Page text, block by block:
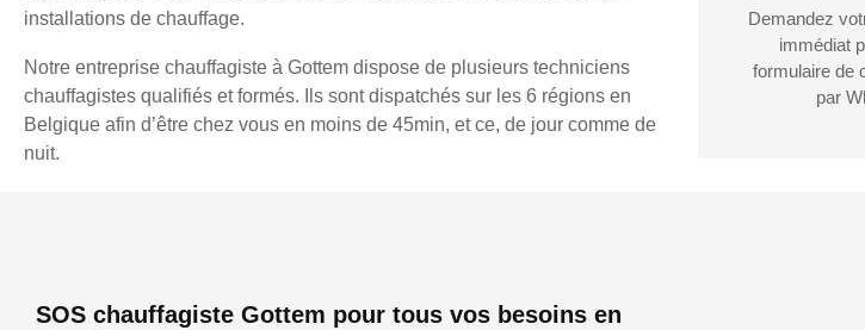
installations de chauffage.
Notre entreprise chauffagiste à Gottem dispose de plusieurs techniciens
chauffagistes qualifiés et formés. Ils sont dispatchés sur les 6 régions en
Belgique afin d’être chez vous en moins de 45min, et ce, de jour comme de
nuit.
Demandez
immédiat
formulaire de
par
SOS chauffagiste Gottem pour tous vos besoins en